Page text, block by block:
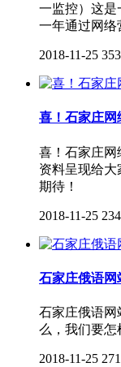
一监控）这是
一年通过网络
2018-11-25 353
喜！石家庄网
喜！石家庄网
资料呈现给
期待！
2018-11-25 234
石家庄俄语网
石家庄俄语
么，我们要怎
2018-11-25 271